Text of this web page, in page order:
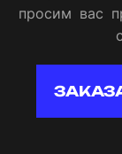
просим вас